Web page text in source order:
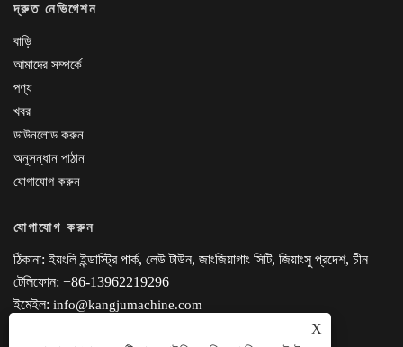
X
দ্রুত নেভিগেশন
বাড়ি
আমাদের সম্পর্কে
পণ্য
খবর
ডাউনলোড করুন
অনুসন্ধান পাঠান
যোগাযোগ করুন
যোগাযোগ করুন
ঠিকানা: ইয়ংলি ইন্ডাস্ট্রি পার্ক, লেউ টাউন, জাংজিয়াগাং সিটি, জিয়াংসু প্রদেশ, চীন
টেলিফোন: +86-13962219296
ইমেইল: info@kangjumachine.com